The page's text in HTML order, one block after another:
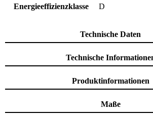
Energieeffizienzklasse D
Technische Daten
Technische
Produktinformationen
Maße